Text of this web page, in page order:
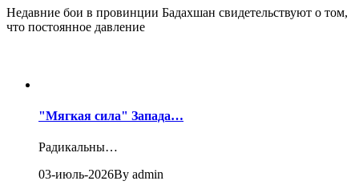
Недавние бои в провинции Бадахшан свидетельствуют о том,
что постоянное давление
"Мягкая сила" Запада…
Радикальны…
03-июль-2026By admin